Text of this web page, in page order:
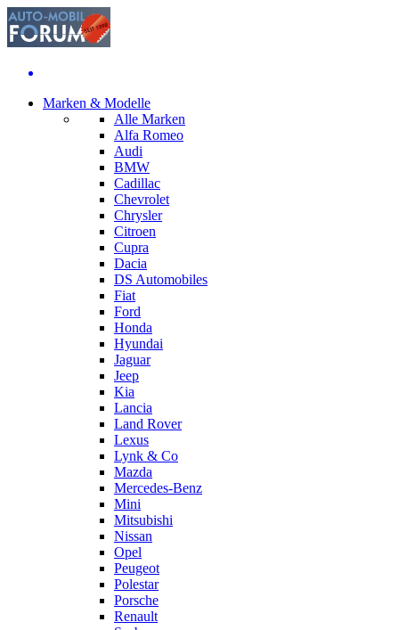
Marken & Modelle
Alle Marken
Alfa Romeo
Audi
BMW
Cadillac
Chevrolet
Chrysler
Citroen
Cupra
Dacia
DS Automobiles
Fiat
Ford
Honda
Hyundai
Jaguar
Jeep
Kia
Lancia
Land Rover
Lexus
Lynk & Co
Mazda
Mercedes-Benz
Mini
Mitsubishi
Nissan
Opel
Peugeot
Polestar
Porsche
Renault